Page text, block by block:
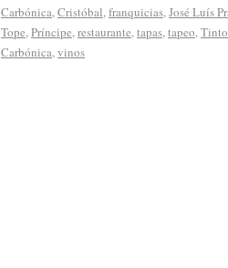
Carbónica,Cristóbal,franquicias,José Luís
Tope,Príncipe,restaurante,tapas,tapeo,Tinto
Carbónica,vinos